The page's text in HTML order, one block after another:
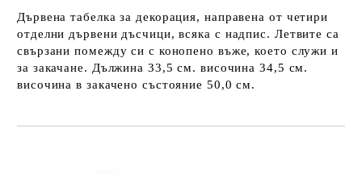
Дървена табелка за декорация, направена от четири
отделни дървени дъсчици, всяка с надпис. Летвите са
свързани помежду си с конопено въже, което служи и
за закачане. Дължина 33,5 см. височина 34,5 см.
височина в закачено състояние 50,0 см.